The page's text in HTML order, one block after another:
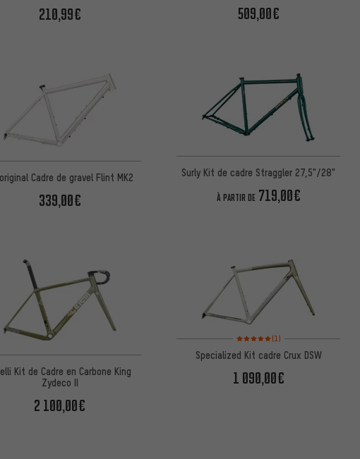
210,99€ 509,00€
Cadre de gravel Flint MK2
339,00€
Surly Kit de cadre Straggler 27,5"/28"
À PARTIR DE 719,00€
Kit de Cadre en Carbone King
Zydeco II
2 100,00€
Note moyenne : 5 sur 5 d'après 1 avis
(1)
Specialized Kit cadre Crux DSW
1 090,00€